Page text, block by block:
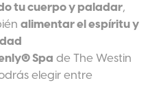
tu cuerpo y paladar,
alimentar el espíritu y
® Spa de The Westin
elegir entre